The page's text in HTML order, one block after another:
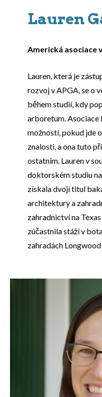
Lauren
Americká asociace
Lauren, která je
rozvoj v APGA, se o
během studií, kdy
arboretum. Asociace
možností, pokud jde
znalosti, a ona tuto
ostatním. Lauren v
doktorském studiu
získala dvojí titul
architektury a
zahradnictví na
zúčastnila stáží v
zahradách